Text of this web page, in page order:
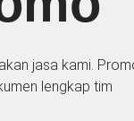
jasa kami.
lengkap tim